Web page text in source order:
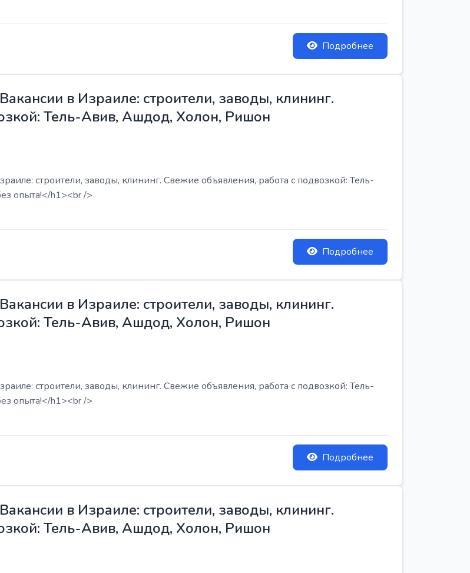
Подробнее
в Израиле: строители, заводы, клининг.
Тель-Авив, Ашдод, Холон, Ришон
строители, заводы, клининг. Свежие объявления, работа с подвозкой: Тель-
опыта!</h1><br />
Подробнее
в Израиле: строители, заводы, клининг.
Тель-Авив, Ашдод, Холон, Ришон
строители, заводы, клининг. Свежие объявления, работа с подвозкой: Тель-
опыта!</h1><br />
Подробнее
в Израиле: строители, заводы, клининг.
Тель-Авив, Ашдод, Холон, Ришон